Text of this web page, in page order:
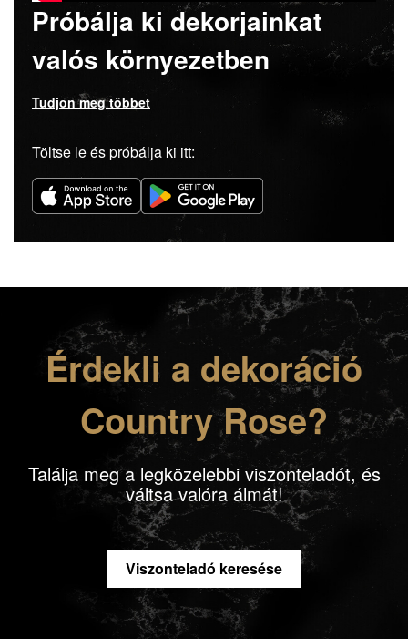
Próbálja ki dekorjainkat
valós környezetben
Tudjon meg többet
Töltse le és próbálja ki itt:
Érdekli a dekoráció
Country Rose?
Találja meg a legközelebbi viszonteladót, és
váltsa valóra álmát!
Viszonteladó keresése